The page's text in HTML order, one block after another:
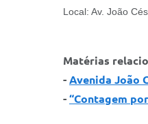
Local: Av. João
Matérias
- Avenida João
- “Contagem